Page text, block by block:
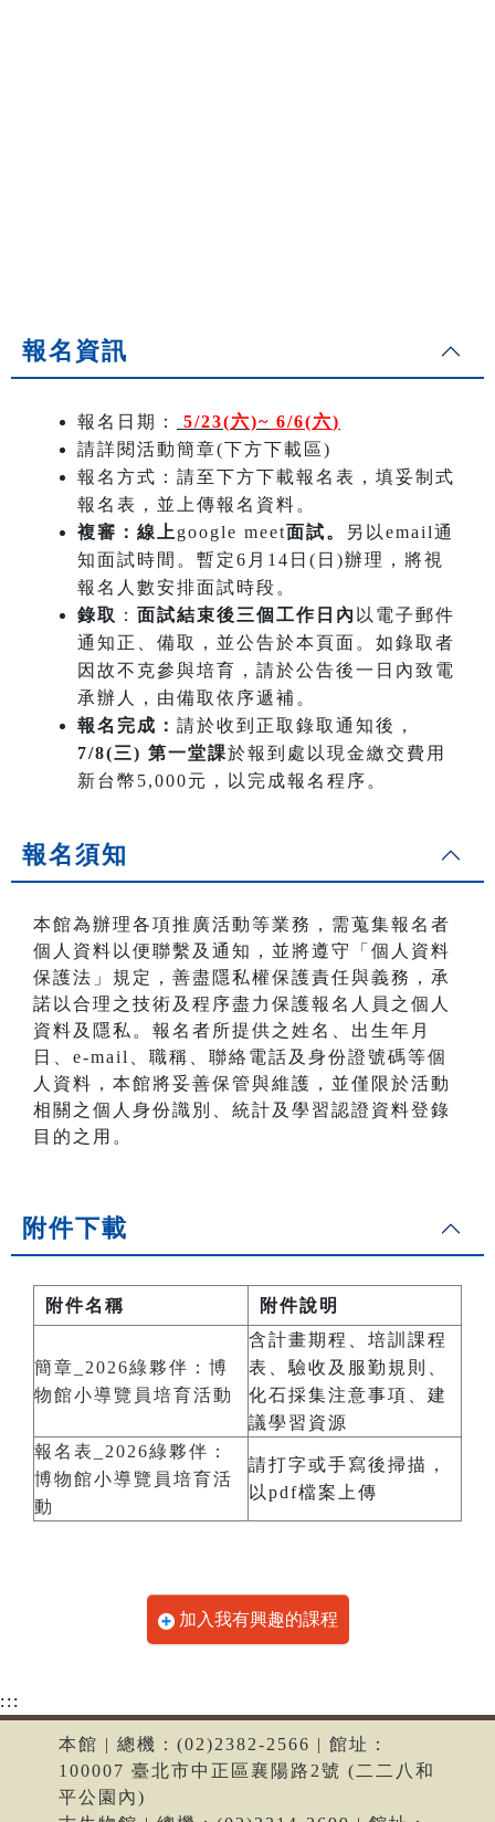
報名資訊
報名日期： 5/23(六)~ 6/6(六)
請詳閱活動簡章(下方下載區)
報名方式：請至下方下載報名表，填妥制式
報名表，並上傳報名資料。
複審：線上 google meet面試。
另以email通
知面試時間。暫定6月14日(日)辦理，將視
報名人數安排面試時段。
錄取 ： 面試結束後三個工作日內 以電子郵件
通知正、備取，並公告於本頁面。如錄取者
因故不克參與培育，請於公告後一日內致電
承辦人，由備取依序遞補。
報名完成： 請於收到正取錄取通知後，
7/8(三) 第一堂課於報到處以現金繳交費用
新台幣5,000元，以完成報名程序。
報名須知
本館為辦理各項推廣活動等業務，需蒐集報名者
個人資料以便聯繫及通知，並將遵守「個人資料
保護法」規定，善盡隱私權保護責任與義務，承
諾以合理之技術及程序盡力保護報名人員之個人
資料及隱私。報名者所提供之姓名、出生年月
日、e-mail、職稱、聯絡電話及身份證號碼等個
人資料，本館將妥善保管與維護，並僅限於活動
相關之個人身份識別、統計及學習認證資料登錄
目的之用。
附件下載
附件名稱 附件說明
簡章_2026綠夥伴：博
物館小導覽員培育活動
含計畫期程、培訓課程
表、驗收及服勤規則、
化石採集注意事項、建
議學習資源
報名表_2026綠夥伴：
博物館小導覽員培育活
動
請打字或手寫後掃描，
以pdf檔案上傳
加入我有興趣的課程
:::
本館 | 總機：(02)2382-2566 | 館址：
100007 臺北市中正區襄陽路2號 (二二八和
平公園內)